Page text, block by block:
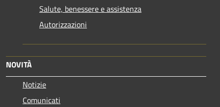
Salute, benessere e assistenza
Autorizzazioni
NOVITÀ
Notizie
Comunicati